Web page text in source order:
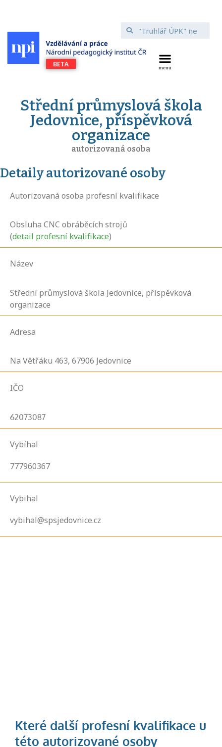
Střední průmyslová škola
Jedovnice, příspěvková
organizace
autorizovaná osoba
Detaily autorizované osoby
Autorizovaná osoba profesní kvalifikace
Obsluha CNC obráběcích strojů
(detail profesní kvalifikace)
Název
Střední průmyslová škola Jedovnice, příspěvková
organizace
Adresa
Na Větřáku 463, 67906 Jedovnice
IČO
62073087
Vybíhal
777960367
Vybihal
vybihal@spsjedovnice.cz